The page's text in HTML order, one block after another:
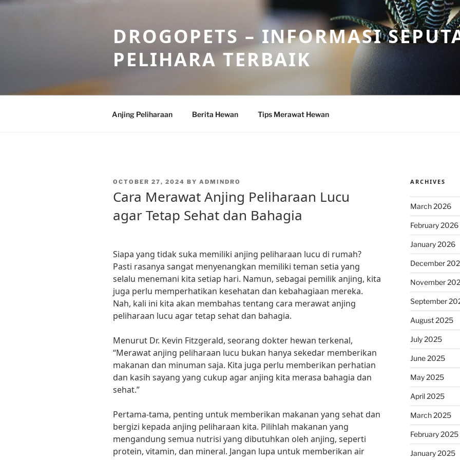
Skip
DROGOPETS – INFORMASI
PELIHARA TERBAIK
Anjing Peliharaan Berita Hewan Tips Merawat Hewan
POSTED
OCTOBER 27, 2024 BY ADMINDRO
Cara Merawat Anjing Peliharaan Lucu
agar Tetap Sehat dan Bahagia
Siapa yang tidak suka memiliki anjing peliharaan lucu di rumah?
Pasti rasanya sangat menyenangkan memiliki teman setia yang
selalu menemani kita setiap hari. Namun, sebagai pemilik anjing, kita
juga perlu memperhatikan kesehatan dan kebahagiaan mereka.
Nah, kali ini kita akan membahas tentang cara merawat anjing
peliharaan lucu agar tetap sehat dan bahagia.
Menurut Dr. Kevin Fitzgerald, seorang dokter hewan terkenal,
“Merawat anjing peliharaan lucu bukan hanya sekedar memberikan
makanan dan minuman saja. Kita juga perlu memberikan perhatian
dan kasih sayang yang cukup agar anjing kita merasa bahagia dan
sehat.”
Pertama-tama, penting untuk memberikan makanan yang sehat dan
bergizi kepada anjing peliharaan kita. Pilihlah makanan yang
mengandung semua nutrisi yang dibutuhkan oleh anjing, seperti
protein, vitamin, dan mineral. Jangan lupa untuk memberikan air
ARCHIVES
March 2026
February 2026
January 2026
December
November
September
August 2025
July 2025
June 2025
May 2025
April 2025
March 2025
February 2025
January 2025